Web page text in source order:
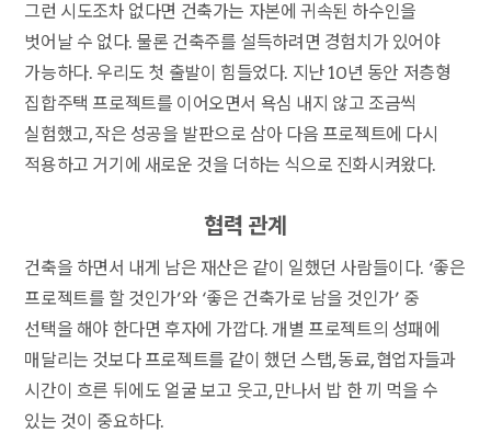
그런 시도조차 없다면 건축가는 자본에 귀속된 하수인을
벗어날 수 없다. 물론 건축주를 설득하려면 경험치가 있어야
가능하다. 우리도 첫 출발이 힘들었다. 지난 10년 동안 저층형
집합주택 프로젝트를 이어오면서 욕심 내지 않고 조금씩
실험했고, 작은 성공을 발판으로 삼아 다음 프로젝트에 다시
적용하고 거기에 새로운 것을 더하는 식으로 진화시켜왔다.
협력 관계
건축을 하면서 내게 남은 재산은 같이 일했던 사람들이다. ‘좋은
프로젝트를 할 것인가’와 ‘좋은 건축가로 남을 것인가’ 중
선택을 해야 한다면 후자에 가깝다. 개별 프로젝트의 성패에
매달리는 것보다 프로젝트를 같이 했던 스탭, 동료, 협업자들과
시간이 흐른 뒤에도 얼굴 보고 웃고, 만나서 밥 한 끼 먹을 수
있는 것이 중요하다.